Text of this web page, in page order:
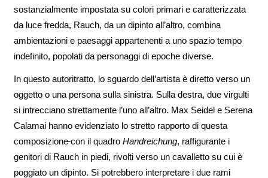
sostanzialmente impostata su colori primari e caratterizzata
da luce fredda, Rauch, da un dipinto all’altro, combina
ambientazioni e paesaggi appartenenti a uno spazio tempo
indefinito, popolati da personaggi di epoche diverse.
In questo autoritratto, lo sguardo dell’artista è diretto verso un
oggetto o una persona sulla sinistra. Sulla destra, due virgulti
si intrecciano strettamente l’uno all’altro. Max Seidel e Serena
Calamai hanno evidenziato lo stretto rapporto di questa
composizione con il quadro Handreichung, raffigurante i
genitori di Rauch in piedi, rivolti verso un cavalletto su cui è
poggiato un dipinto. Si potrebbero interpretare i due rami